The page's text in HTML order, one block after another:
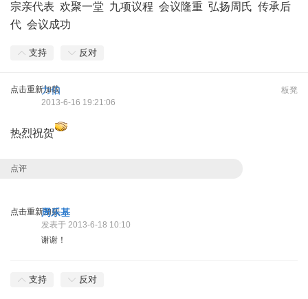
宗亲代表 欢聚一堂 九项议程 会议隆重 弘扬周氏 传承后
代 会议成功
支持 反对
点击重新加载 板凳
力伯
2013-6-16 19:21:06
热烈祝贺
点评
点击重新加载
周乐基
发表于 2013-6-18 10:10
谢谢！
支持 反对